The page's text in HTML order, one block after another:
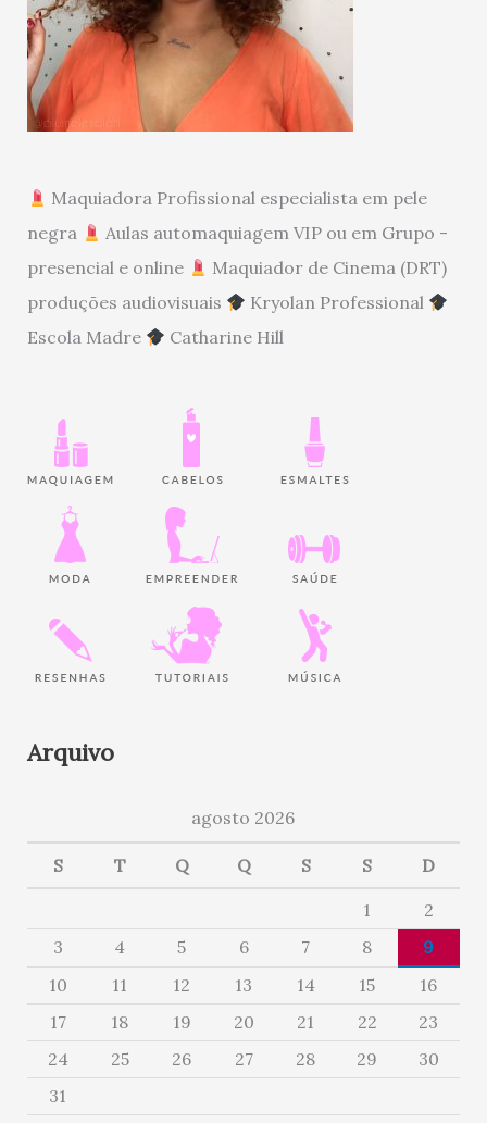
Maquiadora Profissional especialista em pele
negra
Aulas automaquiagem VIP ou em Grupo -
presencial e online
Maquiador de Cinema (DRT)
produções audiovisuais
Kryolan Professional
Escola Madre
Catharine Hill
Arquivo
agosto 2026
S T Q Q S S D
1
2
3
4 5 6 7 8
9
10
11 12 13 14 15
16
17
18 19 20 21 22
23
24
25 26 27 28 29
30
31